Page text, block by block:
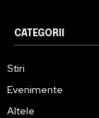
CATEGORII
Stiri
Evenimente
Altele